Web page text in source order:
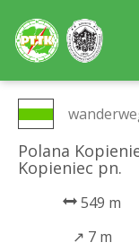
Polana
Kopieniec pn.
549 m
↗ 7 m